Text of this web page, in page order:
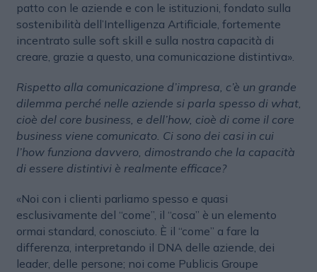
patto con le aziende e con le istituzioni, fondato sulla
sostenibilità dell’Intelligenza Artificiale, fortemente
incentrato sulle soft skill e sulla nostra capacità di
creare, grazie a questo, una comunicazione distintiva».
Rispetto alla comunicazione d’impresa, c’è un grande
dilemma perché nelle aziende si parla spesso di what,
cioè del core business, e dell’how, cioè di come il core
business viene comunicato. Ci sono dei casi in cui
l’how funziona davvero, dimostrando che la capacità
di essere distintivi è realmente efficace?
«Noi con i clienti parliamo spesso e quasi
esclusivamente del “come”, il “cosa” è un elemento
ormai standard, conosciuto. È il “come” a fare la
differenza, interpretando il DNA delle aziende, dei
leader, delle persone; noi come Publicis Groupe